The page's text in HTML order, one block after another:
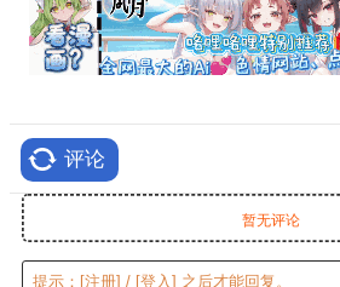
评论
暂无评论
提示： [注册] / [登入] 之后才能回复。